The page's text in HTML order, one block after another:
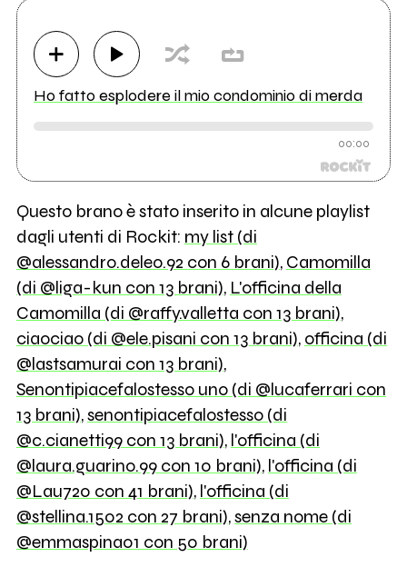
Ho fatto esplodere il mio condominio di merda
00:00
Questo brano è stato inserito in alcune playlist
dagli utenti di Rockit: my list (di
@alessandro.deleo.92 con 6 brani), Camomilla
(di @liga-kun con 13 brani), L'officina della
Camomilla (di @raffy.valletta con 13 brani),
ciaociao (di @ele.pisani con 13 brani), officina (di
@lastsamurai con 13 brani),
Senontipiacefalostesso uno (di @lucaferrari con
13 brani),senontipiacefalostesso (di
@c.cianetti99 con 13 brani), l'officina (di
@laura.guarino.99 con 10 brani), l'officina (di
@Lau720 con 41 brani), l'officina (di
@stellina.1502 con 27 brani),senza nome (di
@emmaspina01 con 50 brani)